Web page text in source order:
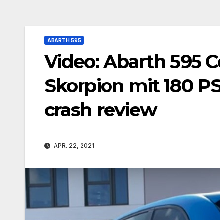
ABARTH 595
Video: Abarth 595
Skorpion mit 180
crash review
APR. 22, 2021